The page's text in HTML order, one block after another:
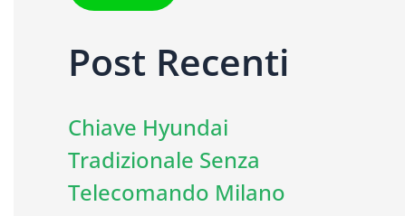
Post Recenti
Chiave Hyundai
Tradizionale Senza
Telecomando Milano